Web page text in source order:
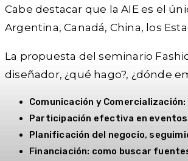
Cabe destacar que la AIE es el
Argentina, Canadá, China, los
La propuesta del seminario
diseñador, ¿qué hago?, ¿dónde
Comunicación y
Participación efectiva en eventos
Planificación del negocio,
Financiación: como buscar